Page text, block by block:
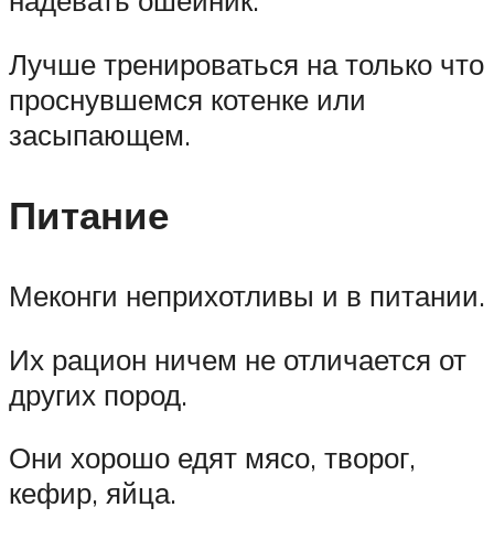
Лучше тренироваться на только что
проснувшемся котенке или
засыпающем.
Питание
Меконги неприхотливы и в питании.
Их рацион ничем не отличается от
других пород.
Они хорошо едят мясо, творог,
кефир, яйца.